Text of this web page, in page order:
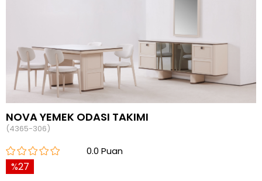
NOVA YEMEK ODASI TAKIMI
(4365-306)
0.0
27